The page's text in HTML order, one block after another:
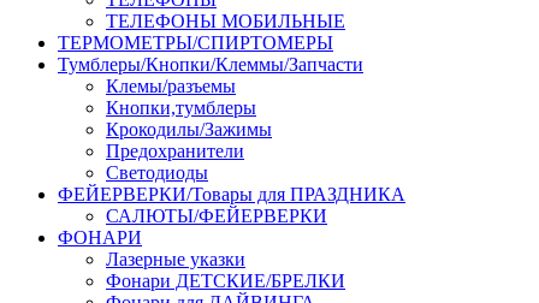
ТЕЛЕФОНЫ МОБИЛЬНЫЕ
ТЕРМОМЕТРЫ/СПИРТОМЕРЫ
Тумблеры/Кнопки/Клеммы/Запчасти
Клемы/разъемы
Кнопки,тумблеры
Крокодилы/Зажимы
Предохранители
Светодиоды
ФЕЙЕРВЕРКИ/Товары для ПРАЗДНИКА
САЛЮТЫ/ФЕЙЕРВЕРКИ
ФОНАРИ
Лазерные указки
Фонари ДЕТСКИЕ/БРЕЛКИ